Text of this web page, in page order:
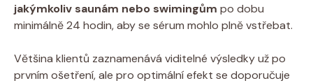
jakýmkoliv saunám nebo swimingům po dobu
minimálně 24 hodin, aby se sérum mohlo plně vstřebat.
Většina klientů zaznamenává viditelné výsledky už po
prvním ošetření, ale pro optimální efekt se doporučuje